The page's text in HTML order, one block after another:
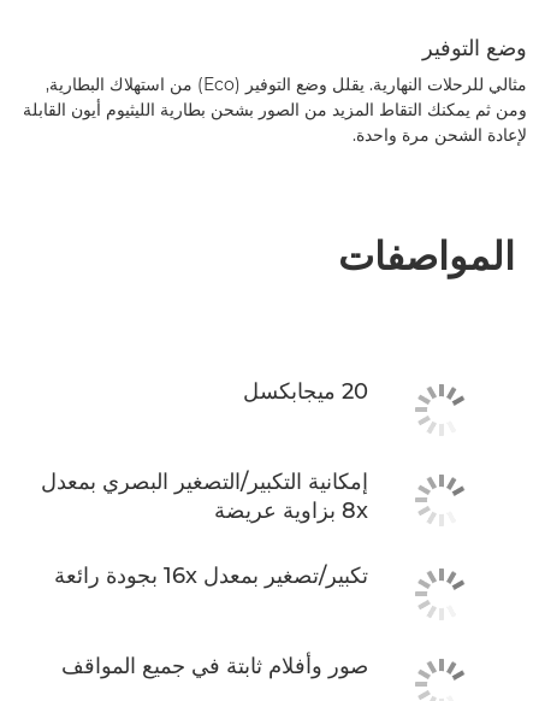
وضع التوفير
مثالي للرحلات النهارية. يقلل وضع التوفير (Eco) من استهلاك البطارية,
ومن ثم يمكنك التقاط المزيد من الصور بشحن بطارية الليثيوم أيون القابلة
لإعادة الشحن مرة واحدة.
المواصفات
20 ميجابكسل
إمكانية التكبير/التصغير البصري بمعدل
8x بزاوية عريضة
تكبير/تصغير بمعدل 16x بجودة رائعة
صور وأفلام ثابتة في جميع المواقف